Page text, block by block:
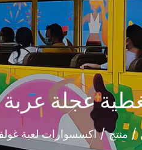
عجلة
/منتج/اكسسوارات لعبة